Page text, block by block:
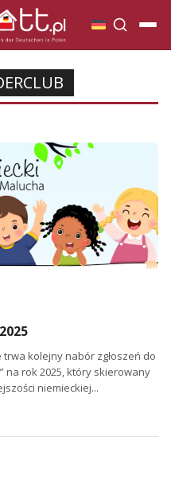
kolejny nabór zgłoszeń do
na rok 2025, który skierowany
niemieckiej...